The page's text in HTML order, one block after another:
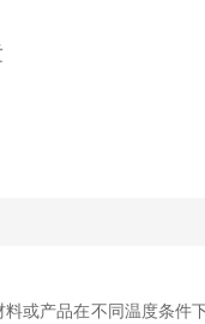
产品在不同温度条件